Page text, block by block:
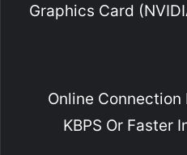
Graphics Card
Online Connection
KBPS Or Faster